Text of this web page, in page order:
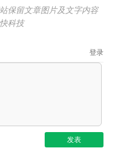
保留文章图片及文字内容
科技
登录